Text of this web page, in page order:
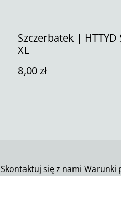
Szczerbatek | HTTYD
XL
8,00 zł
Skontaktuj się z nami Warunki